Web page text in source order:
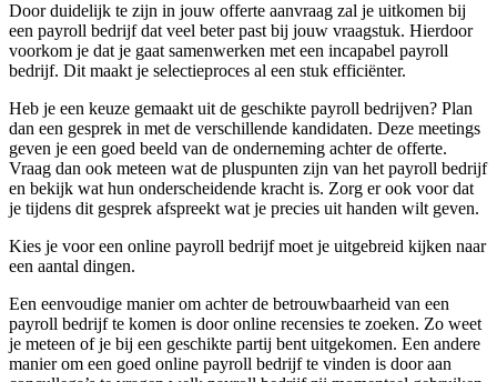
Door duidelijk te zijn in jouw offerte aanvraag zal je uitkomen bij
een payroll bedrijf dat veel beter past bij jouw vraagstuk. Hierdoor
voorkom je dat je gaat samenwerken met een incapabel payroll
bedrijf. Dit maakt je selectieproces al een stuk efficiënter.
Heb je een keuze gemaakt uit de geschikte payroll bedrijven? Plan
dan een gesprek in met de verschillende kandidaten. Deze meetings
geven je een goed beeld van de onderneming achter de offerte.
Vraag dan ook meteen wat de pluspunten zijn van het payroll bedrijf
en bekijk wat hun onderscheidende kracht is. Zorg er ook voor dat
je tijdens dit gesprek afspreekt wat je precies uit handen wilt geven.
Kies je voor een online payroll bedrijf moet je uitgebreid kijken naar
een aantal dingen.
Een eenvoudige manier om achter de betrouwbaarheid van een
payroll bedrijf te komen is door online recensies te zoeken. Zo weet
je meteen of je bij een geschikte partij bent uitgekomen. Een andere
manier om een goed online payroll bedrijf te vinden is door aan